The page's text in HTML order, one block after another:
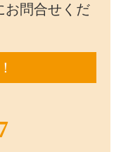
お問合せくだ